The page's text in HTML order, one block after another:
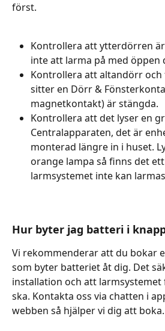
först.
Kontrollera att ytterdörren
inte att larma på med öppen
Kontrollera att altandörr
sitter en Dörr &
magnetkontakt) är stängda.
Kontrollera att det lyser en
Centralapparaten, det är
monterad längre in i huset.
orange lampa så finns det
larmsystemet inte kan
Hur byter jag batteri i
Vi rekommenderar att du bokar
som byter batteriet åt dig. Det
installation och att
ska. Kontakta oss via chatten i
webben så hjälper vi dig att boka.